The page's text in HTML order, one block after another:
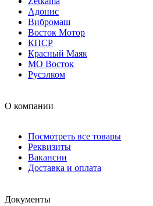
Адонис
Вибромаш
Восток Мотор
КПСР
Красный Маяк
МО Восток
Русэлком
О компании
Посмотреть все товары
Реквизиты
Вакансии
Доставка и оплата
Документы